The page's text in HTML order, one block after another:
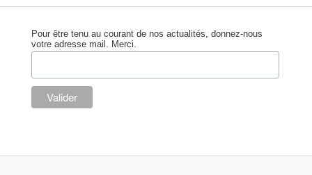
Pour être tenu au courant de nos actualités, donnez-nous
votre adresse mail. Merci.